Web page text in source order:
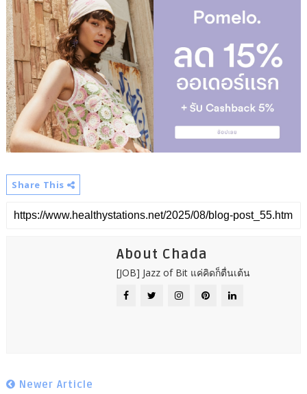
Share This
About Chada
[JOB] Jazz of Bit แค่คิดก็ตื่นเต้น
Newer Article